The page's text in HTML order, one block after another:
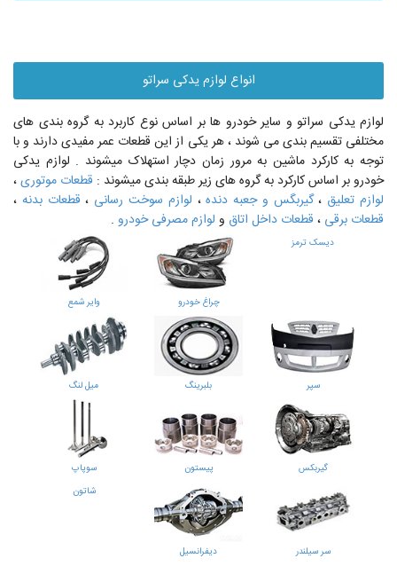
انواع لوازم یدکی سراتو
لوازم یدکی سراتو و سایر خودرو ها بر اساس نوع کاربرد به گروه بندی های
مختلفی تقسیم بندی می شوند ، هر یکی از این قطعات عمر مفیدی دارند و با
توجه به کارکرد ماشین به مرور زمان دچار استهلاک میشوند . لوازم یدکی
خودرو بر اساس کارکرد به گروه های زیر طبقه بندی میشوند : قطعات موتوری،
لوازم تعلیق ،گیربگس و جعبه دنده، لوازم سوخت رسانی ، قطعات بدنه ،
قطعات برقی ، قطعات داخل اتاق و لوازم مصرفی خودرو .
دیسک ترمز
چراغ خودرو وایر شمع
سپر بلبرینگ میل لنگ
گیربکس پیستون سوپاپ
سر سیلندر دیفرانسیل
شاتون